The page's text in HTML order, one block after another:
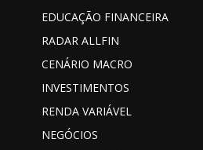
EDUCAÇÃO FINANCEIRA
RADAR ALLFIN
CENÁRIO MACRO
INVESTIMENTOS
RENDA VARIÁVEL
NEGÓCIOS